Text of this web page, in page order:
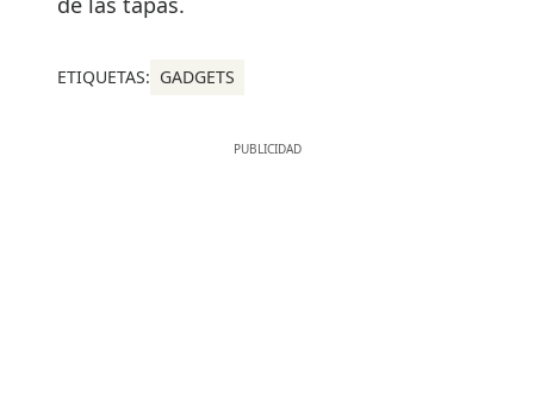
ETIQUETAS: GADGETS